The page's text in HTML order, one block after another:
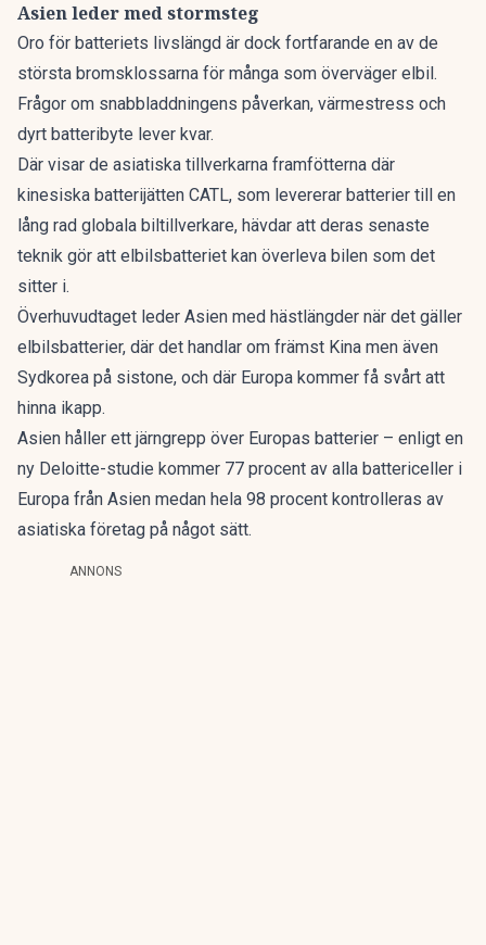
Asien leder med stormsteg
Oro för batteriets livslängd är dock fortfarande en av de
största bromsklossarna för många som överväger elbil.
Frågor om snabbladdningens påverkan, värmestress och
dyrt batteribyte lever kvar.
Där visar de asiatiska tillverkarna framfötterna där
kinesiska batterijätten CATL, som levererar batterier till en
lång rad globala biltillverkare, hävdar att deras senaste
teknik gör att elbilsbatteriet kan överleva bilen som det
sitter i.
Överhuvudtaget leder Asien med hästlängder när det gäller
elbilsbatterier, där det handlar om främst Kina men även
Sydkorea på sistone, och där Europa kommer få svårt att
hinna ikapp.
Asien håller ett järngrepp över Europas batterier – enligt en
ny Deloitte-studie kommer 77 procent av alla battericeller i
Europa från Asien medan hela 98 procent kontrolleras av
asiatiska företag på något sätt.
ANNONS